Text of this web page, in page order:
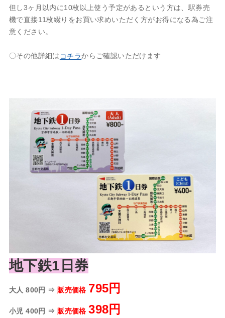
但し3ヶ月以内に10枚以上使う予定があるという方は、駅券売
機で直接11枚綴りをお買い求めいただく方がお得になる為ご注
意ください。
〇その他詳細は コチラからご確認いただけます
地下鉄1日券
大人 800円 ⇒販売価格 795円
小児 400円 ⇒販売価格398円